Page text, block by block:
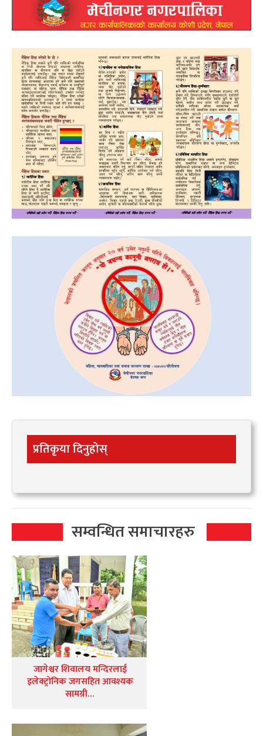
प्रतिकृया दिनुहोस्
सम्वन्धित समाचारहरु
जागेश्वर शिवालय मन्दिरलाई
इलेक्ट्रोनिक जगसहित आवश्यक
सामग्री…